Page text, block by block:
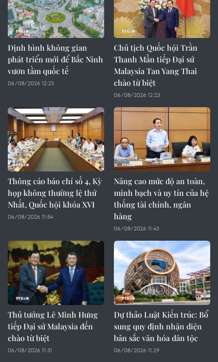
Định hình không gian
phát triển mới để Bắc Ninh
vươn tầm quốc tế
06/08/2026 12:23
Chủ tịch Quốc hội Trần
Thanh Mẫn tiếp Đại sứ
Malaysia Tan Yang Thai
chào từ biệt
06/08/2026 12:23
Thông cáo báo chí số 4, Kỳ
họp không thường lệ thứ
Nhất, Quốc hội khóa XVI
06/08/2026 11:54
Nâng cao mức độ an toàn,
minh bạch và uy tín của hệ
thống tài chính, ngân
hàng
06/08/2026 11:43
Thủ tướng Lê Minh Hưng
tiếp Đại sứ Malaysia đến
chào từ biệt
06/08/2026 11:31
Dự thảo Luật Kiến trúc: Bổ
sung quy định nhận diện
bản sắc văn hóa dân tộc
06/08/2026 11:29